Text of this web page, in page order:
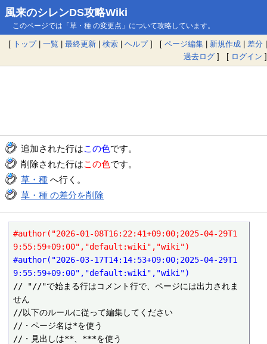
風来のシレンDS攻略Wiki
このページでは「草・種 の変更点」について攻略しています。
[ トップ| 一覧 | 最終更新 | 検索 | ヘルプ] [ ページ編集 | 新規作成 | 差分 |
過去ログ ] [ ログイン ]
追加された行はこの色です。
削除された行はこの色です。
草・種 へ行く。
草・種 の差分を削除
#author("2026-01-08T16:22:41+09:00;2025-04-29T1
9:55:59+09:00","default:wiki","wiki")
#author("2026-03-17T14:14:53+09:00;2025-04-29T1
9:55:59+09:00","default:wiki","wiki")
// "//"で始まる行はコメント行で、ページには出力されま
せん
//以下のルールに従って編集してください
//・ページ名は*を使う
//・見出しは**、***を使う